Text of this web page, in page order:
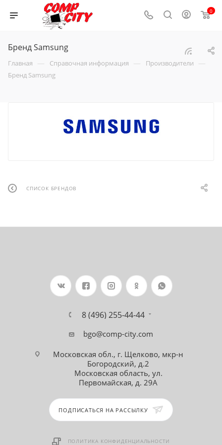
0
Бренд Samsung
Главная — Справочная информация — Производители —
Бренд Samsung
СПИСОК БРЕНДОВ
8 (496) 255-44-44
bgo@comp-city.com
Московская обл., г. Щелково, мкр-н
Богородский, д.2
Московская область, ул.
Первомайская, д. 29А
ПОДПИСАТЬСЯ НА РАССЫЛКУ
ПОЛИТИКА КОНФИДЕНЦИАЛЬНОСТИ